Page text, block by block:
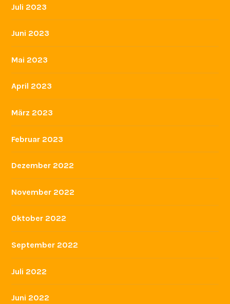
Juli 2023
Juni 2023
Mai 2023
April 2023
März 2023
Februar 2023
Dezember 2022
November 2022
Oktober 2022
September 2022
Juli 2022
Juni 2022